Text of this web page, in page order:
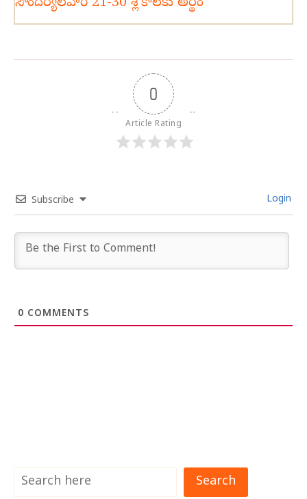
సౌందర్యలహరి 21-30 శ్లోకాలకు అర్థం
0
Article Rating
Subscribe Login
0 COMMENTS
Search